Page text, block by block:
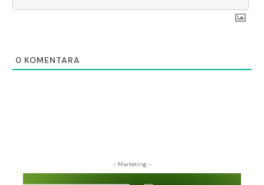
0 KOMENTARA
- Marketing -